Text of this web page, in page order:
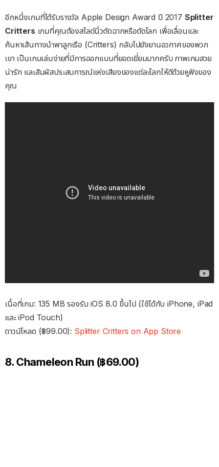
อีกหนึ่งเกมที่ได้รับรางวัล Apple Design Award ปี 2017 Splitter
Crittersเกมที่คุณต้องสไลด์นิ้วตัดฉากหรือตัดโลก เพื่อเลื่อนและ
ค้นหาเส้นทางนำพาลูกเรือ (Critters) กลับไปยังยานอวกาศของพวก
เขา เป็นเกมเล่นง่ายที่มีการออกแบบที่ยอดเยี่ยมมากครับ ภาพเกมสวย
น่ารัก และสัมผัสประสบการณ์แห่งเสียงของแต่ละโลกให้ดีด้วยหูฟังของ
คุณ
เนื้อที่เกม: 135 MB รองรับ iOS 8.0 ขึ้นไป (ใช้ได้กับ iPhone, iPad
และ iPod Touch)
ดาวน์โหลด (฿99.00): Splitter Critters on App Store
8. Chameleon Run (฿69.00)